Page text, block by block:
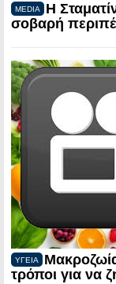
MEDIA
Η
σοβαρή
ΥΓΕΙΑ
τρόποι για να